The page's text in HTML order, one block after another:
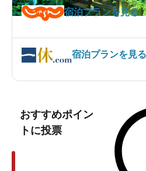
宿泊プランを見る
宿泊プランを見る
おすすめポイン
トに投票